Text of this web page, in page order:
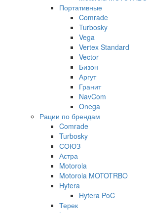
Портативные
Comrade
Turbosky
Vega
Vertex Standard
Vector
Бизон
Аргут
Гранит
NavCom
Onega
Рации по брендам
Comrade
Turbosky
СОЮЗ
Астра
Motorola
Motorola MOTOTRBO
Hytera
Hytera PoC
Терек